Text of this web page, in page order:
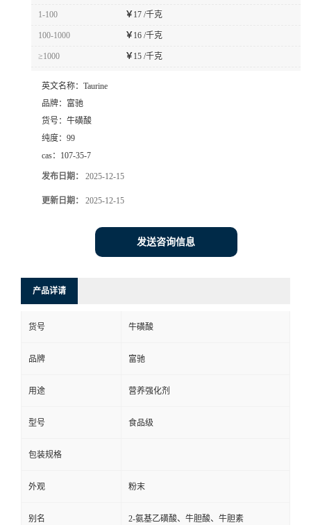
1-100 ￥ 17 /千克
100-1000 ￥ 16 /千克
≥1000 ￥ 15 /千克
英文名称： Taurine
品牌： 富驰
货号： 牛磺酸
纯度： 99
cas： 107-35-7
发布日期： 2025-12-15
更新日期： 2025-12-15
发送咨询信息
产品详请
货号 牛磺酸
品牌 富驰
用途 营养强化剂
型号 食品级
包装规格
外观 粉末
别名 2-氨基乙磺酸、牛胆酸、牛胆素